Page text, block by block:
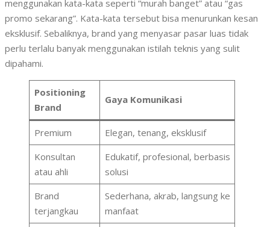
menggunakan kata-kata seperti “murah banget” atau “gas
promo sekarang”. Kata-kata tersebut bisa menurunkan kesan
eksklusif. Sebaliknya, brand yang menyasar pasar luas tidak
perlu terlalu banyak menggunakan istilah teknis yang sulit
dipahami.
Positioning
Brand
Gaya Komunikasi
Premium
Elegan, tenang, eksklusif
Konsultan
atau ahli
Edukatif, profesional, berbasis
solusi
Brand
terjangkau
Sederhana, akrab, langsung ke
manfaat